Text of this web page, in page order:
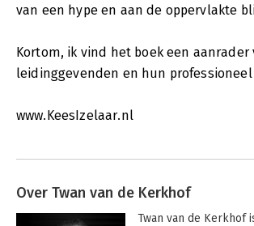
van een hype en aan de oppervlakte
Kortom, ik vind het boek een aanrader
leidinggevenden en hun
www.KeesIzelaar.nl
Over Twan van de Kerkhof
Twan van de Kerkhof